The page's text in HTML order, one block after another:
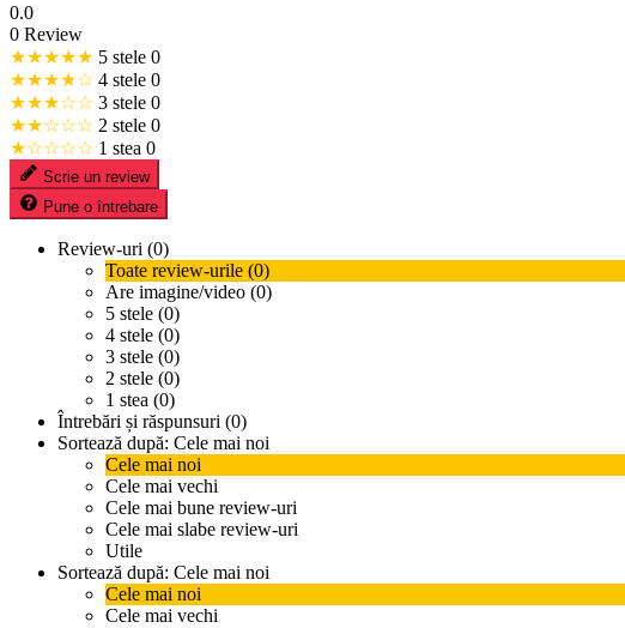
0.0
0 Review
★★★★★ 5 stele 0
★★★★☆ 4 stele 0
★★★☆☆ 3 stele 0
★★☆☆☆ 2 stele 0
★☆☆☆☆ 1 stea 0
Scrie un review
Pune o întrebare
Review-uri (0)
Toate review-urile (0)
Are imagine/video (0)
5 stele (0)
4 stele (0)
3 stele (0)
2 stele (0)
1 stea (0)
Întrebări și răspunsuri (0)
Sortează după: Cele mai noi
Cele mai noi
Cele mai vechi
Cele mai bune review-uri
Cele mai slabe review-uri
Utile
Sortează după: Cele mai noi
Cele mai noi
Cele mai vechi